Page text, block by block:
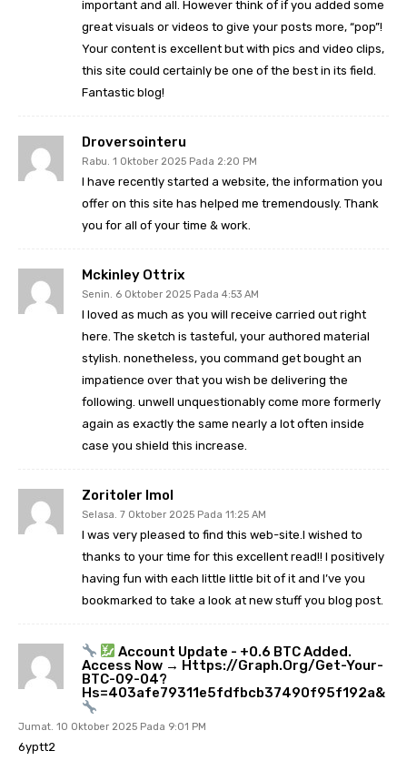
important and all. However think of if you added some
great visuals or videos to give your posts more, “pop”!
Your content is excellent but with pics and video clips,
this site could certainly be one of the best in its field.
Fantastic blog!
Droversointeru
Rabu. 1 Oktober 2025 Pada 2:20 PM
I have recently started a website, the information you
offer on this site has helped me tremendously. Thank
you for all of your time & work.
Mckinley Ottrix
Senin. 6 Oktober 2025 Pada 4:53 AM
I loved as much as you will receive carried out right
here. The sketch is tasteful, your authored material
stylish. nonetheless, you command get bought an
impatience over that you wish be delivering the
following. unwell unquestionably come more formerly
again as exactly the same nearly a lot often inside
case you shield this increase.
Zoritoler Imol
Selasa. 7 Oktober 2025 Pada 11:25 AM
I was very pleased to find this web-site.I wished to
thanks to your time for this excellent read!! I positively
having fun with each little little bit of it and I’ve you
bookmarked to take a look at new stuff you blog post.
Account Update - +0.6 BTC Added.
Access Now → Https://graph.org/Get-Your-
BTC-09-04?
Hs=403afe79311e5fdfbcb37490f95f192a&
Jumat. 10 Oktober 2025 Pada 9:01 PM
6yptt2